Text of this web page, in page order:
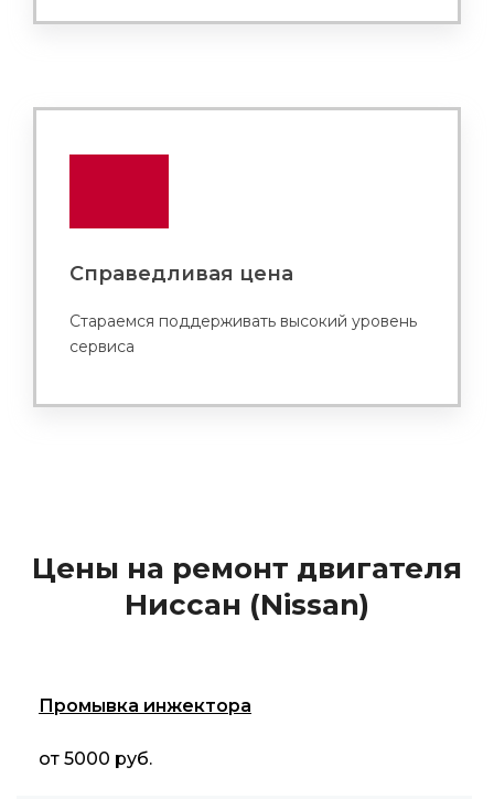
Справедливая цена
Стараемся поддерживать высокий уровень
сервиса
Цены на ремонт двигателя
Ниссан (Nissan)
Промывка инжектора
от 5000 руб.